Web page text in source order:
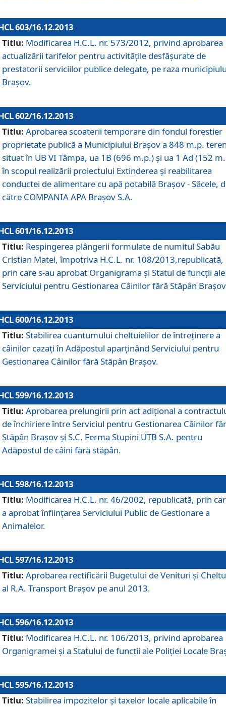
603/16.12.2013
Titlu: Modificarea H.C.L. nr. 573/2012, privind aprobarea
actualizării tarifelor pentru activităţile desfăşurate de
prestatorii serviciilor publice delegate, pe raza
Braşov.
602/16.12.2013
Titlu: Aprobarea scoaterii temporare din fondul forestier
proprietate publică a Municipiului Braşov a 848 m.p.
situat în UB VI Tâmpa, ua 1B (696 m.p.) şi ua 1 Ad (152
în scopul realizării proiectului Extinderea şi reabilitarea
conductei de alimentare cu apă potabilă Braşov - Săcele,
către COMPANIA APA Braşov S.A.
601/16.12.2013
Titlu: Respingerea plângerii formulate de numitul Sabău
Cristian Matei, împotriva H.C.L. nr. 108/2013,republicată,
prin care s-au aprobat Organigrama şi Statul de funcţii ale
Serviciului pentru Gestionarea Câinilor fără Stăpân
600/16.12.2013
Titlu: Stabilirea cuantumului cheltuielilor de întreţinere a
câinilor cazaţi în Adăpostul aparţinând Serviciului pentru
Gestionarea Câinilor fără Stăpân Braşov.
599/16.12.2013
Titlu: Aprobarea prelungirii prin act adiţional a
de închiriere între Serviciul pentru Gestionarea Câinilor
Stăpân Braşov şi S.C. Ferma Stupini UTB S.A. pentru
Adăpostul de câini fără stăpân.
598/16.12.2013
Titlu: Modificarea H.C.L. nr. 46/2002, republicată, prin
a aprobat înfiinţarea Serviciului Public de Gestionare a
Animalelor.
597/16.12.2013
Titlu: Aprobarea rectificării Bugetului de Venituri şi
al R.A. Transport Braşov pe anul 2013.
596/16.12.2013
Titlu: Modificarea H.C.L. nr. 106/2013, privind aprobarea
Organigramei şi a Statului de funcţii ale Poliţiei Locale
595/16.12.2013
Titlu: Stabilirea impozitelor şi taxelor locale aplicabile în